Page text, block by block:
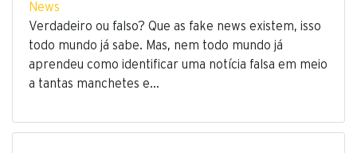
News
Verdadeiro ou falso? Que as fake news existem, isso
todo mundo já sabe. Mas, nem todo mundo já
aprendeu como identificar uma notícia falsa em meio
a tantas manchetes e…